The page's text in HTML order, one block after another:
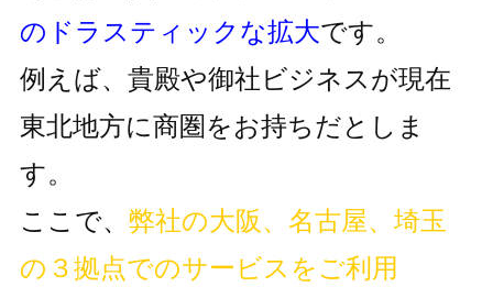
のドラスティックな拡大です。
例えば、貴殿や御社ビジネスが現在
東北地方に商圏をお持ちだとしま
す。
ここで、 弊社の大阪、名古屋、埼玉
の３拠点でのサービスをご利用